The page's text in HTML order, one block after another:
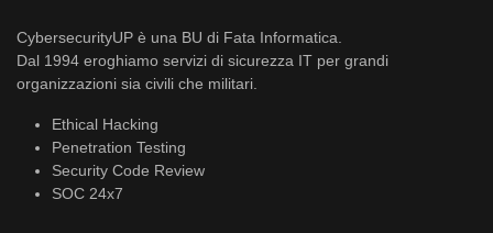
CybersecurityUP è una BU di Fata Informatica.
Dal 1994 eroghiamo servizi di sicurezza IT per grandi
organizzazioni sia civili che militari.
Ethical Hacking
Penetration Testing
Security Code Review
SOC 24x7